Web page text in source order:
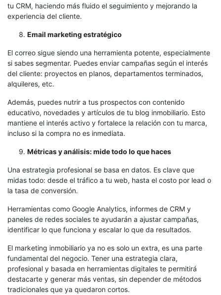
tu CRM, haciendo más fluido el seguimiento y mejorando la
experiencia del cliente.
Email marketing estratégico
El correo sigue siendo una herramienta potente, especialmente
si sabes segmentar. Puedes enviar campañas según el interés
del cliente: proyectos en planos, departamentos terminados,
alquileres, etc.
Además, puedes nutrir a tus prospectos con contenido
educativo, novedades y artículos de tu blog inmobiliario. Esto
mantiene el interés activo y fortalece la relación con tu marca,
incluso si la compra no es inmediata.
Métricas y análisis: mide todo lo que haces
Una estrategia profesional se basa en datos. Es clave que
midas todo: desde el tráfico a tu web, hasta el costo por lead o
la tasa de conversión.
Herramientas como Google Analytics, informes de CRM y
paneles de redes sociales te ayudarán a ajustar campañas,
identificar lo que funciona y escalar lo que da resultados.
El marketing inmobiliario ya no es solo un extra, es una parte
fundamental del negocio. Tener una estrategia clara,
profesional y basada en herramientas digitales te permitirá
destacarte y generar más ventas, sin depender de métodos
tradicionales que ya quedaron cortos.